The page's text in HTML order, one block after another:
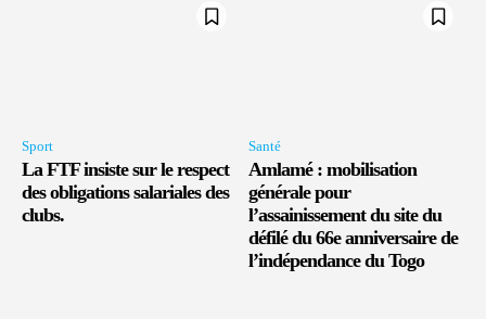
Sport
La FTF insiste sur le respect
des obligations salariales des
clubs.
Santé
Amlamé : mobilisation
générale pour
l’assainissement du site du
défilé du 66e anniversaire de
l’indépendance du Togo